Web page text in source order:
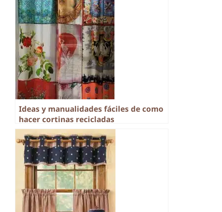
Ideas y manualidades fáciles de como
hacer cortinas recicladas